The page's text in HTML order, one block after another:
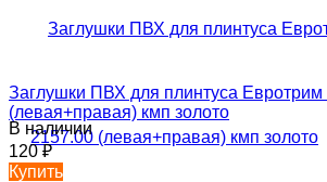
Заглушки ПВХ для плинтуса Евротрим
(левая+правая) кмп золото
В наличии
120₽
Купить